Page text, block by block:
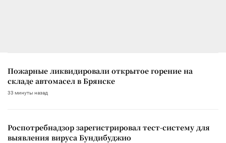
Пожарные ликвидировали открытое горение на
складе автомасел в Брянске
33 минуты назад
Роспотребнадзор зарегистрировал тест-систему для
выявления вируса Бундибуджио